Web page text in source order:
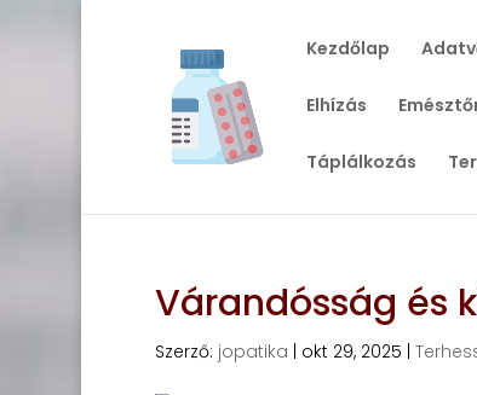
Kezdőlap
Elhízás
Táplálkozás
Várandósság és
Szerző: jopatika okt 29, 2025